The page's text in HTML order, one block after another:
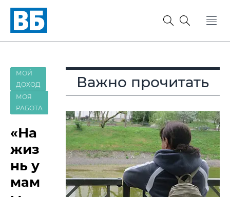
МОЙ
ДОХОД
МОЯ
РАБОТА
«На
жиз
нь у
мам
Важно прочитать